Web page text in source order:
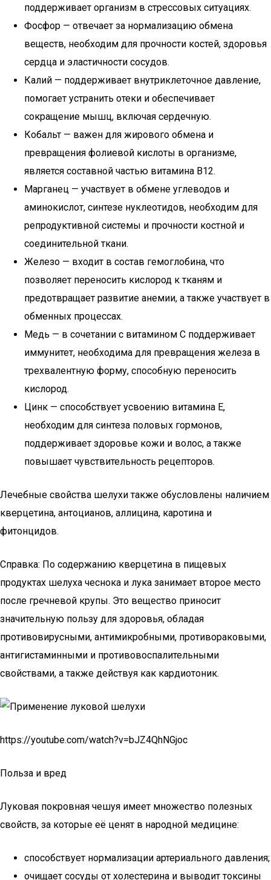
поддерживает организм в стрессовых ситуациях.
Фосфор — отвечает за нормализацию обмена
веществ, необходим для прочности костей, здоровья
сердца и эластичности сосудов.
Калий — поддерживает внутриклеточное давление,
помогает устранить отеки и обеспечивает
сокращение мышц, включая сердечную.
Кобальт — важен для жирового обмена и
превращения фолиевой кислоты в организме,
является составной частью витамина B12.
Марганец — участвует в обмене углеводов и
аминокислот, синтезе нуклеотидов, необходим для
репродуктивной системы и прочности костной и
соединительной ткани.
Железо — входит в состав гемоглобина, что
позволяет переносить кислород к тканям и
предотвращает развитие анемии, а также участвует в
обменных процессах.
Медь — в сочетании с витамином C поддерживает
иммунитет, необходима для превращения железа в
трехвалентную форму, способную переносить
кислород.
Цинк — способствует усвоению витамина E,
необходим для синтеза половых гормонов,
поддерживает здоровье кожи и волос, а также
повышает чувствительность рецепторов.
Лечебные свойства шелухи также обусловлены наличием
кверцетина, антоцианов, аллицина, каротина и
фитонцидов.
Справка: По содержанию кверцетина в пищевых
продуктах шелуха чеснока и лука занимает второе место
после гречневой крупы. Это вещество приносит
значительную пользу для здоровья, обладая
противовирусными, антимикробными, противораковыми,
антигистаминными и противовоспалительными
свойствами, а также действуя как кардиотоник.
https://youtube.com/watch?v=bJZ4QhNGjoc
Польза и вред
Луковая покровная чешуя имеет множество полезных
свойств, за которые её ценят в народной медицине:
способствует нормализации артериального давления;
очищает сосуды от холестерина и выводит токсины